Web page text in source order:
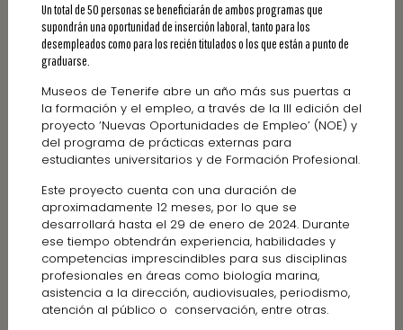
Un total de 50 personas se beneficiarán de ambos programas que
supondrán una oportunidad de inserción laboral, tanto para los
desempleados como para los recién titulados o los que están a punto de
graduarse.
Museos de Tenerife abre un año más sus puertas a
la formación y el empleo, a través de la III edición del
proyecto ‘Nuevas Oportunidades de Empleo’ (NOE) y
del programa de prácticas externas para
estudiantes universitarios y de Formación Profesional.
Este proyecto cuenta con una duración de
aproximadamente 12 meses, por lo que se
desarrollará hasta el 29 de enero de 2024. Durante
ese tiempo obtendrán experiencia, habilidades y
competencias imprescindibles para sus disciplinas
profesionales en áreas como biología marina,
asistencia a la dirección, audiovisuales, periodismo,
atención al público o conservación, entre otras.